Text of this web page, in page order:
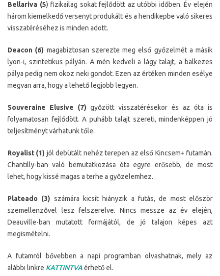
Bellariva (5) fizikailag sokat fejlődött az utóbbi időben. Év elején
három kiemelkedő versenyt produkált és a hendikepbe való sikeres
visszatéréséhez is minden adott.
Deacon (6) magabiztosan szerezte meg első győzelmét a másik
lyon-i, szintetikus pályán. A mén kedveli a lágy talajt, a balkezes
pálya pedig nem okoz neki gondot. Ezen az értéken minden esélye
megvan arra, hogy a lehető legjobb legyen.
Souveraine Elusive (7) győzött visszatérésekor és az óta is
folyamatosan fejlődött. A puhább talajt szereti, mindenképpen jó
teljesítményt várhatunk tőle.
Royalist (1) jól debütált nehéz terepen az első Kincsem+ futamán.
Chantilly-ban való bemutatkozása óta egyre erősebb, de most
lehet, hogy kissé magas a terhe a győzelemhez.
Plateado (3) számára kicsit hiányzik a futás, de most először
szemellenzővel lesz felszerelve. Nincs messze az év elején,
Deauville-ban mutatott formájától, de jó talajon képes azt
megismételni.
A futamról bővebben a napi programban olvashatnak, mely az
alábbi linkre KATTINTVAérhető el.